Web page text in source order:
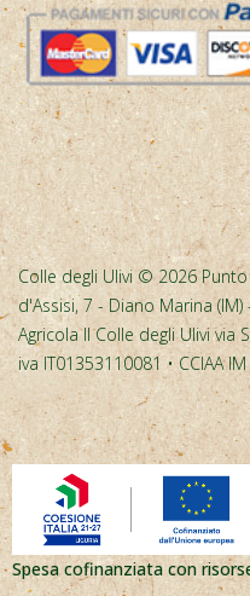
Colle degli Ulivi © 2026
d'Assisi, 7 - Diano Marina (IM)
Agricola Il Colle degli Ulivi via
iva IT01353110081 • CCIAA
Spesa cofinanziata con